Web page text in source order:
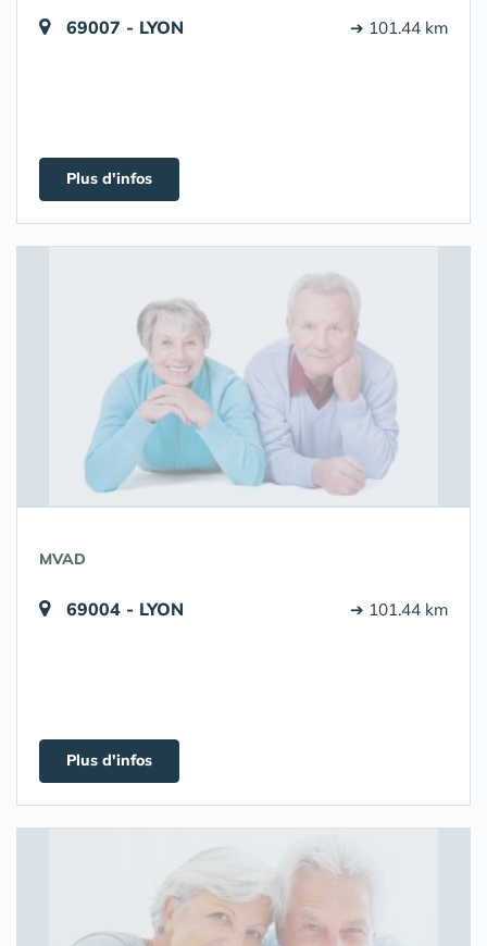
69007 - LYON ➔ 101.44 km
Plus d'infos
MVAD
69004 - LYON ➔ 101.44 km
Plus d'infos